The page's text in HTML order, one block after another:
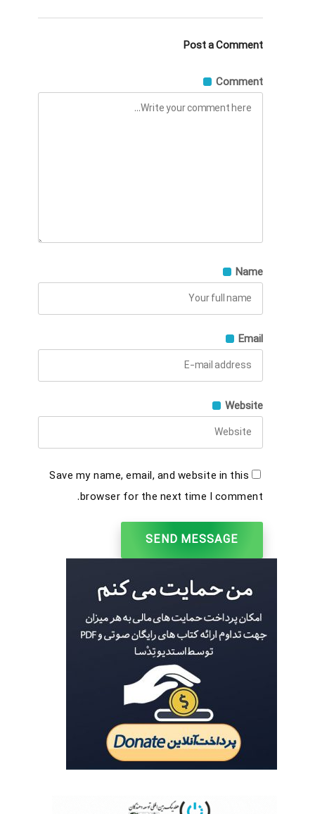
Post a Comment
Comment
Name
Email
Website
Save my name, email, and website in this
browser for the next time I comment.